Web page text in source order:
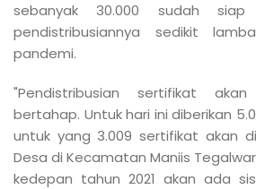
sebanyak 30.000 sudah siap
pendistribusiannya sedikit
pandemi.
"Pendistribusian sertifikat
bertahap. Untuk hari ini diberikan
untuk yang 3.009 sertifikat akan
Desa di Kecamatan Maniis
kedepan tahun 2021 akan ada